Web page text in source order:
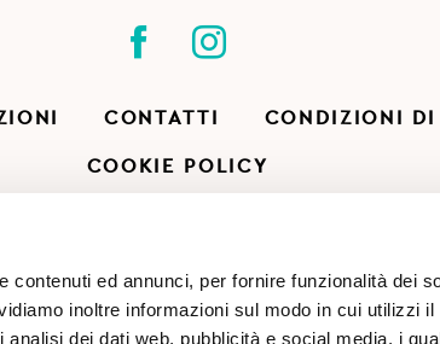
contenuti ed annunci, per fornire funzionalità dei
inoltre informazioni sul modo in cui utilizzi il
dei dati web, pubblicità e social media, i
CONTATTI CONDIZIONI DI
COOKIE POLICY